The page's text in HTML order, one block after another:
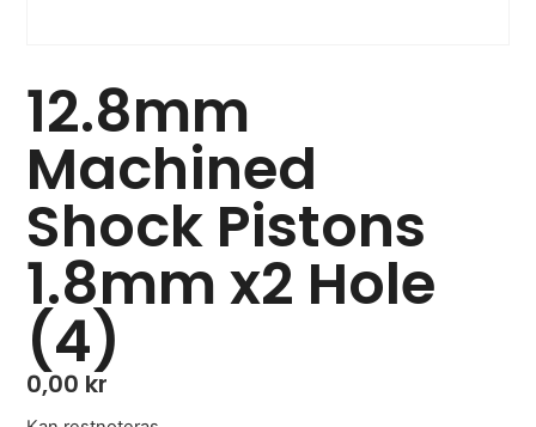
12.8mm
Machined
Shock Pistons
1.8mm x2 Hole
(4)
0,00 kr